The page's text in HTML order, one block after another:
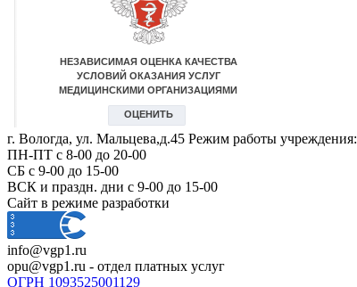
г. Вологда, ул. Мальцева,д.45 Режим работы учреждения:
ПН-ПТ с 8-00 до 20-00
СБ с 9-00 до 15-00
ВСК и праздн. дни с 9-00 до 15-00
Сайт в режиме разработки
info@vgp1.ru
opu@vgp1.ru - отдел платных услуг
ОГРН 1093525001129